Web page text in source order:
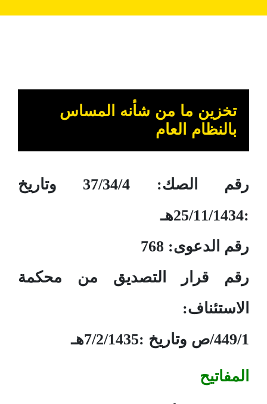
تخزين ما من شأنه المساس
بالنظام العام
ر
قم الصك: 37/34/4 وتاريخ
:25/11/1434هـ
رقم الدعوى: 768
رقم قرار التصديق من محكمة
الاستئناف:
449/1/ص وتاريخ :7/2/1435هـ
المفاتيح